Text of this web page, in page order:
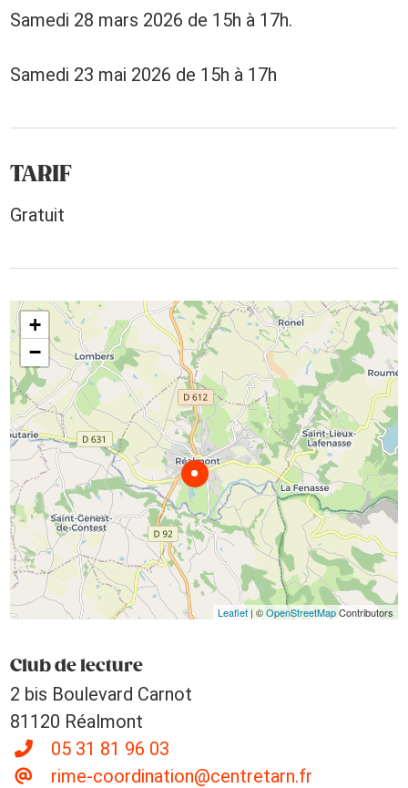
Samedi 28 mars 2026 de 15h à 17h.
Samedi 23 mai 2026 de 15h à 17h
TARIF
Gratuit
+
−
Leaflet| ©OpenStreetMapContributors
Club de lecture
2 bis Boulevard Carnot
81120 Réalmont
05 31 81 96 03
rime-coordination@centretarn.fr